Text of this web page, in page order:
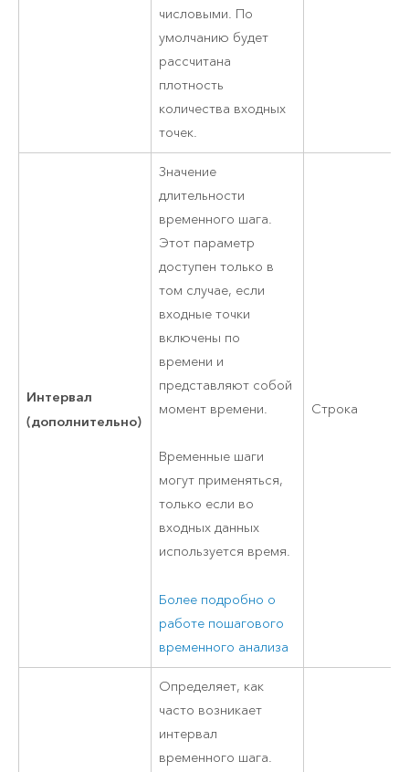
числовыми. По
умолчанию будет
рассчитана
плотность
количества входных
точек.
Интервал
(дополнительно)
Значение
длительности
временного шага.
Этот параметр
доступен только в
том случае, если
входные точки
включены по
времени и
представляют собой
момент времени.
Временные шаги
могут применяться,
только если во
входных данных
используется время.
Более подробно о
работе пошагового
временного анализа
Строка
Определяет, как
часто возникает
интервал
временного шага.